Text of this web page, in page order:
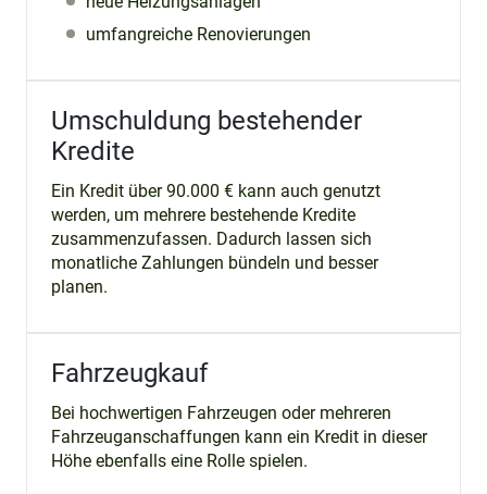
umfangreiche Renovierungen
Umschuldung bestehender
Kredite
Ein Kredit über 90.000 € kann auch genutzt
werden, um mehrere bestehende Kredite
zusammenzufassen. Dadurch lassen sich
monatliche Zahlungen bündeln und besser
planen.
Fahrzeugkauf
Bei hochwertigen Fahrzeugen oder mehreren
Fahrzeuganschaffungen kann ein Kredit in dieser
Höhe ebenfalls eine Rolle spielen.